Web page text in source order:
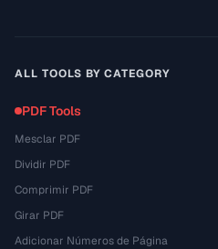
ALL TOOLS BY CATEGORY
PDF Tools
Mesclar PDF
Dividir PDF
Comprimir PDF
Girar PDF
Adicionar Números de Página